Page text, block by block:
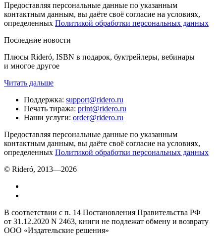
Предоставляя персональные данные по указанным
контактным данным, вы даёте своё согласие на условиях,
определенных Политикой обработки персональных данных
Последние новости
Плюсы Rideró, ISBN в подарок, буктрейлеры, вебинары
и многое другое
Читать дальше
Поддержка: support@ridero.ru
Печать тиража: print@ridero.ru
Наши услуги: order@ridero.ru
Предоставляя персональные данные по указанным
контактным данным, вы даёте своё согласие на условиях,
определенных Политикой обработки персональных данных
© Rideró, 2013—2026
В соответствии с п. 14 Постановления Правительства РФ
от 31.12.2020 N 2463, книги не подлежат обмену и возврату
ООО «Издательские решения»